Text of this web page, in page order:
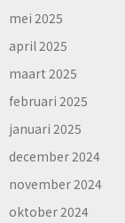
mei 2025
april 2025
maart 2025
februari 2025
januari 2025
december 2024
november 2024
oktober 2024